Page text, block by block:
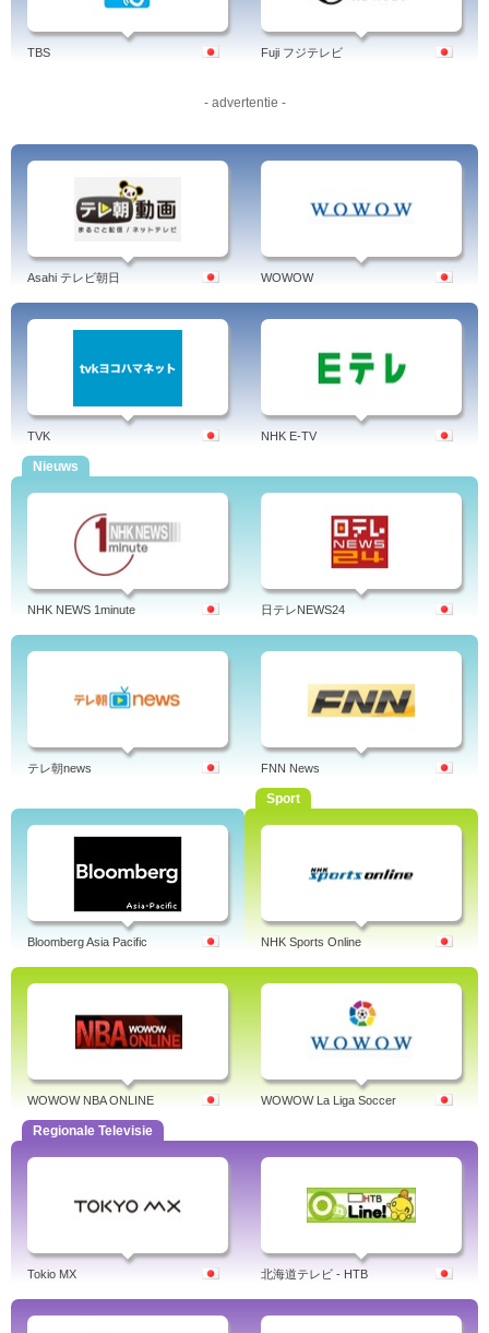
TBS Fuji フジテレビ
- advertentie -
Asahi テレビ朝日 WOWOW
TVK NHK E-TV
Nieuws
NHK NEWS 1minute 日テレNEWS24
テレ朝news FNN News
Bloomberg Asia Pacific
Sport
NHK Sports Online
WOWOW NBA ONLINE WOWOW La Liga Soccer
Regionale Televisie
Tokio MX 北海道テレビ - HTB